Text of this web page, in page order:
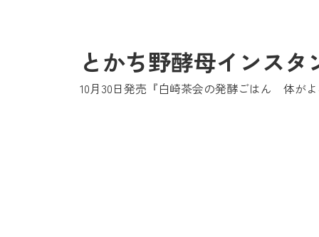
とかち野酵母インスタ
10月30日発売『白崎茶会の発酵ごはん 体がよ